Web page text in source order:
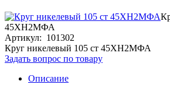
45ХН2МФА
Артикул: 101302
Круг никелевый 105 ст 45ХН2МФА
Задать вопрос по товару
Описание